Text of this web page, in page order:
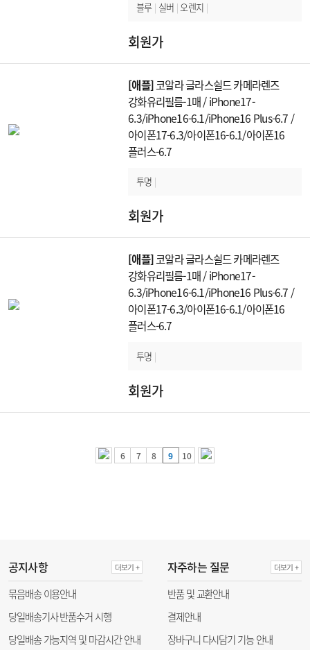
블루 | 실버 |오렌지 |
회원가
[애플]코알라 글라스쉴드 카메라렌즈
강화유리필름-1매 / iPhone17-
6.3/iPhone16-6.1/iPhone16 Plus-6.7 /
아이폰17-6.3/아이폰16-6.1/아이폰16
플러스-6.7
투명 |
회원가
[애플]코알라 글라스쉴드 카메라렌즈
강화유리필름-1매 / iPhone17-
6.3/iPhone16-6.1/iPhone16 Plus-6.7 /
아이폰17-6.3/아이폰16-6.1/아이폰16
플러스-6.7
투명 |
회원가
6 7 8 9 10
공지사항 더보기 +
묶음배송 이용안내
당일배송기사 반품수거 시행
당일배송 가능지역 및 마감시간 안내
자주하는 질문 더보기 +
반품 및 교환안내
결제안내
장바구니 다시담기 기능 안내